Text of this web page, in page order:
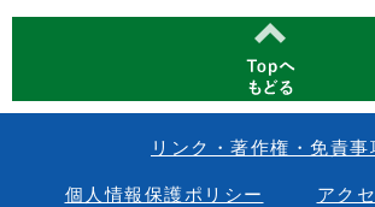
リンク・著作権・免責事
個人情報保護ポリシー アク